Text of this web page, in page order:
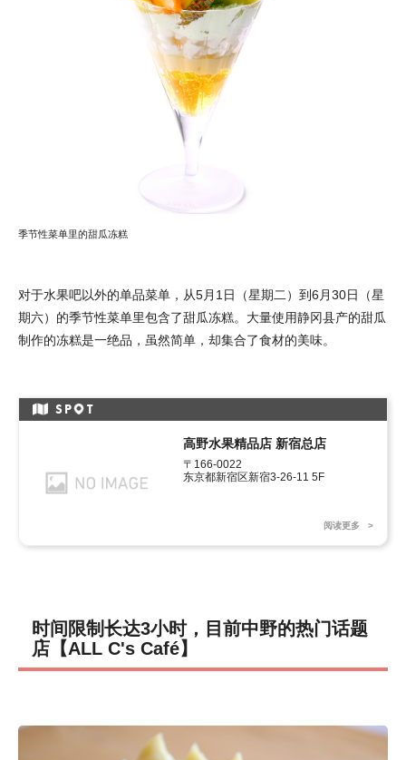
季节性菜单里的甜瓜冻糕
对于水果吧以外的单品菜单，从5月1日（星期二）到6月30日（星
期六）的季节性菜单里包含了甜瓜冻糕。大量使用静冈县产的甜瓜
制作的冻糕是一绝品，虽然简单，却集合了食材的美味。
SP T
高野水果精品店 新宿总店
〒166-0022
东京都新宿区新宿3-26-11 5F
阅读更多
时间限制长达3小时，目前中野的热门话题
店【ALL C's Café】